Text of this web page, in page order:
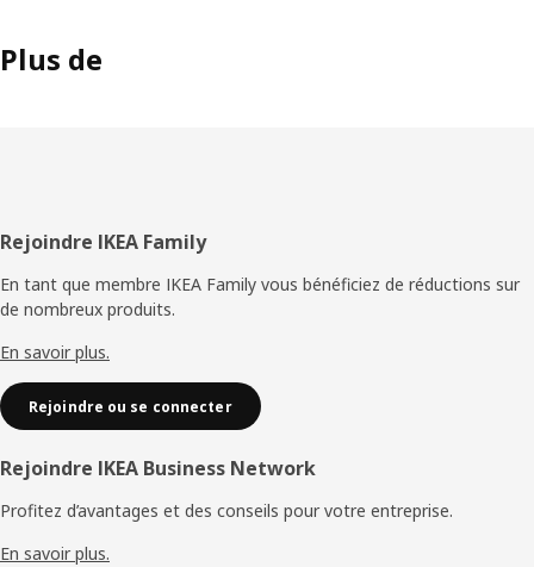
Plus de
Pied
de
page
Rejoindre IKEA Family
En tant que membre IKEA Family vous bénéficiez de réductions sur
de nombreux produits.
En savoir plus.
Rejoindre ou se connecter
Rejoindre IKEA Business Network
Profitez d’avantages et des conseils pour votre entreprise.
En savoir plus.